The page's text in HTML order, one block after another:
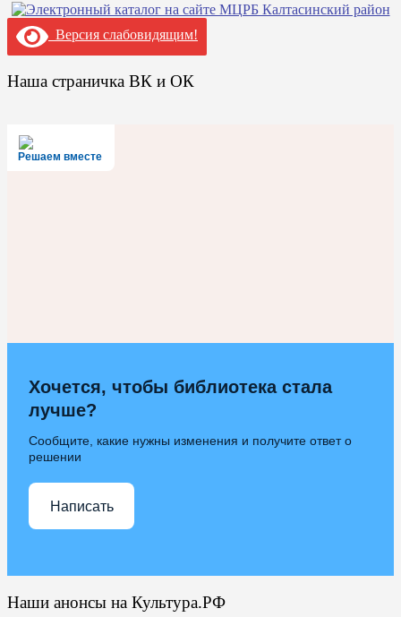
Версия слабовидящим!
Наша страничка ВК и ОК
Решаем вместе
Хочется, чтобы библиотека стала
лучше?
Сообщите, какие нужны изменения и получите ответ о
решении
Написать
Наши анонсы на Культура.РФ